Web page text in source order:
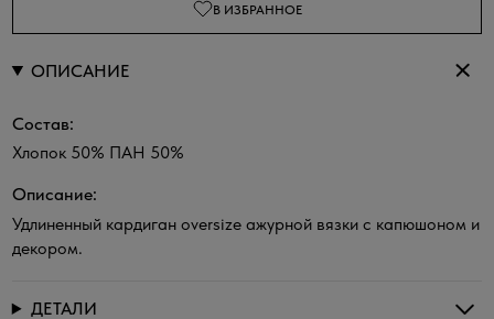
В ИЗБРАННОЕ
ОПИСАНИЕ
Состав:
Хлопок 50% ПАН 50%
Описание:
Удлиненный кардиган oversize ажурной вязки с капюшоном и
декором.
ДЕТАЛИ